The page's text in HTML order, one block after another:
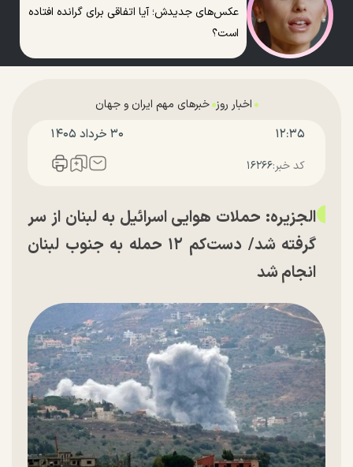
عکس‌های جدیدش؛ آیا اتفاقی برای گرانده افتاده
است؟
اخبار روز خبرهای مهم ایران و جهان
۱۲:۳۵ ۳۰ خرداد ۱۴۰۵
کد خبر:۱۶۲۶۶
الجزیره: حملات هوایی اسرائیل به لبنان از سر
گرفته شد/ دست‌کم ۱۲ حمله به جنوب لبنان
انجام شد